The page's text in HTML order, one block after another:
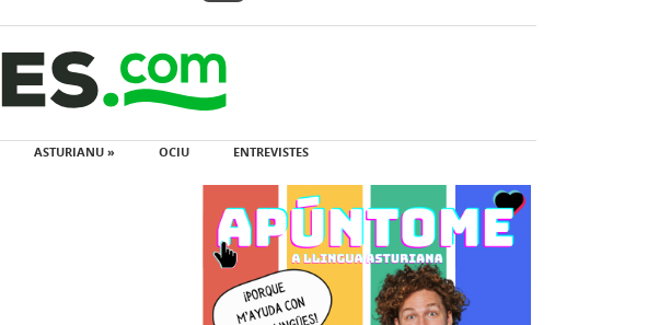
ASTURIANU » OCIU ENTREVISTES